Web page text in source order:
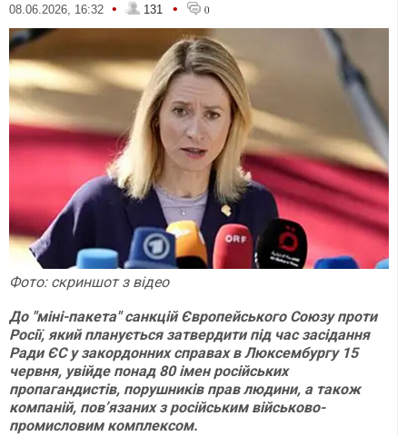
08.06.2026, 16:32 • 131 • 0
Фото: скриншот з відео
До "міні-пакета" санкцій Європейського Союзу проти
Росії, який планується затвердити під час засідання
Ради ЄС у закордонних справах в Люксембургу 15
червня, увійде понад 80 імен російських
пропагандистів, порушників прав людини, а також
компаній, повʼязаних з російським військово-
промисловим комплексом.